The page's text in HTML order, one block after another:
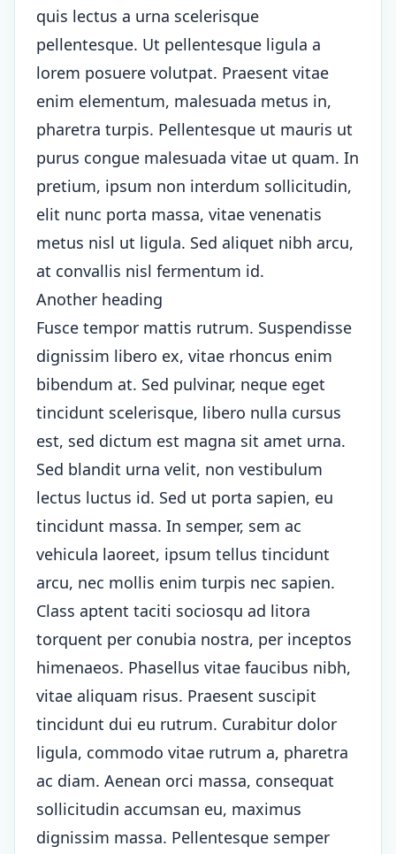
quis lectus a urna scelerisque
pellentesque. Ut pellentesque ligula a
lorem posuere volutpat. Praesent vitae
enim elementum, malesuada metus in,
pharetra turpis. Pellentesque ut mauris ut
purus congue malesuada vitae ut quam. In
pretium, ipsum non interdum sollicitudin,
elit nunc porta massa, vitae venenatis
metus nisl ut ligula. Sed aliquet nibh arcu,
at convallis nisl fermentum id.
Another heading
Fusce tempor mattis rutrum. Suspendisse
dignissim libero ex, vitae rhoncus enim
bibendum at. Sed pulvinar, neque eget
tincidunt scelerisque, libero nulla cursus
est, sed dictum est magna sit amet urna.
Sed blandit urna velit, non vestibulum
lectus luctus id. Sed ut porta sapien, eu
tincidunt massa. In semper, sem ac
vehicula laoreet, ipsum tellus tincidunt
arcu, nec mollis enim turpis nec sapien.
Class aptent taciti sociosqu ad litora
torquent per conubia nostra, per inceptos
himenaeos. Phasellus vitae faucibus nibh,
vitae aliquam risus. Praesent suscipit
tincidunt dui eu rutrum. Curabitur dolor
ligula, commodo vitae rutrum a, pharetra
ac diam. Aenean orci massa, consequat
sollicitudin accumsan eu, maximus
dignissim massa. Pellentesque semper